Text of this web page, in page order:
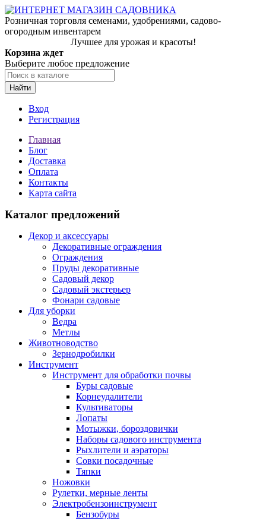
Розничная торговля семенами, удобрениями, садово-
огородным инвентарем
Лучшее для урожая и красоты!
Корзина ждет
Выберите любое предложение
Найти
Вход
Регистрация
Главная
Блог
Доставка
Оплата
Контакты
Карта сайта
Каталог предложений
Декор и аксессуары
Декоративные ограждения
Ограждения
Пруды декоративные
Садовый декор
Садовый экстерьер
Фонари садовые
Для уборки
Ведра
Метлы
Животноводство
Зернодробилки
Инструмент
Инструмент для обработки почвы
Буры садовые
Корнеудалители
Культиваторы
Лопаты
Мотыжки, бороздовички
Наборы садового инструмента
Рыхлители и аэраторы
Совки посадочные
Тяпки
Ножовки
Рулетки, мерные ленты
Электробензоинструмент
Бензобуры